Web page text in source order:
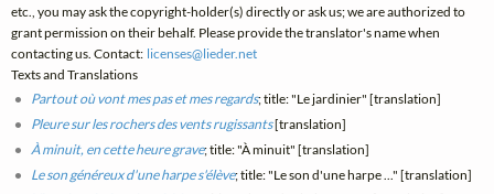
etc., you may ask the copyright-holder(s) directly or ask us; we are authorized to
grant permission on their behalf. Please provide the translator's name when
contacting us. Contact: licenses@lieder.net
Texts and Translations
Partout où vont mes pas et mes regards; title: "Le jardinier" [translation]
Pleure sur les rochers des vents rugissants[translation]
À minuit, en cette heure grave; title: "À minuit" [translation]
Le son généreux d'une harpe s'élève; title: "Le son d'une harpe ..." [translation]